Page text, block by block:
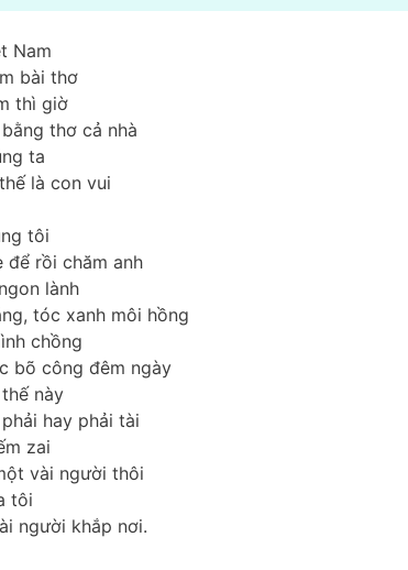
Nam
bài thơ
thì giờ
thơ cả nhà
ta
là con vui
tôi
để rồi chăm anh
lành
tóc xanh môi hồng
chồng
bõ công đêm ngày
này
hay phải tài
zai
vài người thôi
tôi
người khắp nơi.